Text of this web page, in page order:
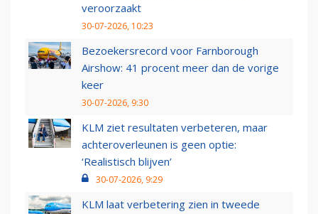
veroorzaakt
30-07-2026, 10:23
Bezoekersrecord voor Farnborough
Airshow: 41 procent meer dan de vorige
keer
30-07-2026, 9:30
KLM ziet resultaten verbeteren, maar
achteroverleunen is geen optie:
‘Realistisch blijven’
30-07-2026, 9:29
KLM laat verbetering zien in tweede